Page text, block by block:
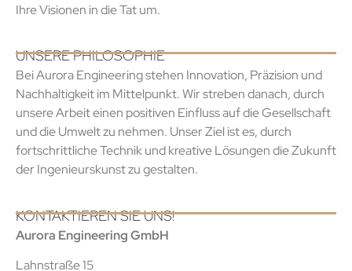
Ihre Visionen in die Tat um.
UNSERE PHILOSOPHIE
Bei Aurora Engineering stehen Innovation, Präzision und
Nachhaltigkeit im Mittelpunkt. Wir streben danach, durch
unsere Arbeit einen positiven Einfluss auf die Gesellschaft
und die Umwelt zu nehmen. Unser Ziel ist es, durch
fortschrittliche Technik und kreative Lösungen die Zukunft
der Ingenieurskunst zu gestalten.
KONTAKTIEREN SIE UNS!
Aurora Engineering GmbH
Lahnstraße 15